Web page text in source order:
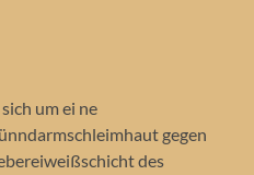
um ei ne
gegen
des